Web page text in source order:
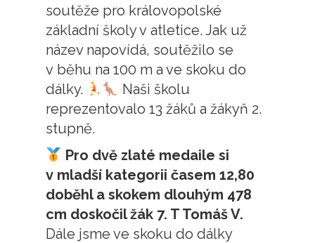
soutěže pro královopolské
základní školy v atletice. Jak už
název napovídá, soutěžilo se
v běhu na 100 m a ve skoku do
dálky.
Naši školu
reprezentovalo 13 žáků a žákyň 2.
stupně.
Pro dvě zlaté medaile si
v mladší kategorii časem 12,80
doběhl a skokem dlouhým 478
cm doskočil žák 7. T Tomáš V.
Dále jsme ve skoku do dálky